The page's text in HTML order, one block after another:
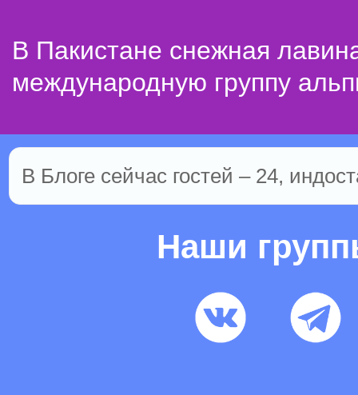
В Пакистане снежная
международную группу
В Блоге сейчас гостей – 24,
Наши